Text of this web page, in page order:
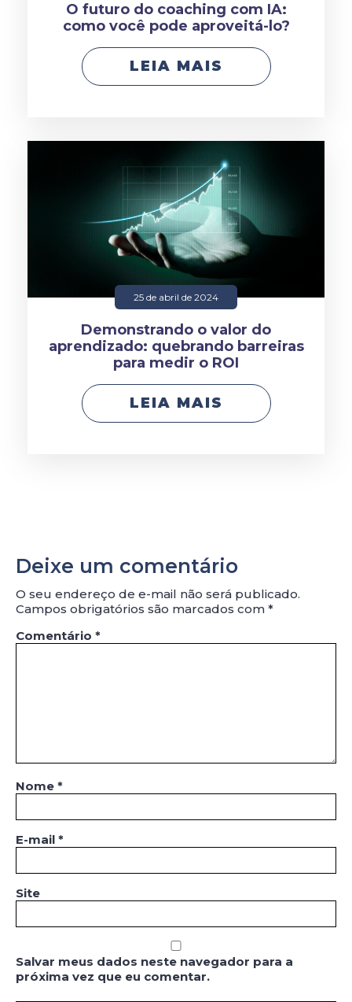
O futuro do coaching com IA:
como você pode aproveitá-lo?
LEIA MAIS
25 de abril de 2024
Demonstrando o valor do
aprendizado: quebrando barreiras
para medir o ROI
LEIA MAIS
Deixe um comentário
O seu endereço de e-mail não será publicado.
Campos obrigatórios são marcados com *
Comentário *
Nome *
E-mail *
Site
Salvar meus dados neste navegador para a
próxima vez que eu comentar.